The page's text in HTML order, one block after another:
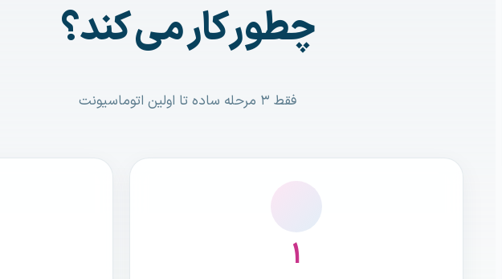
چطور کار می کند؟
فقط ۳ مرحله ساده تا اولین اتوماسیونت
۱